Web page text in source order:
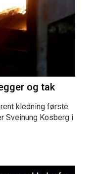
og tak
kledning første
Sveinung Kosberg i